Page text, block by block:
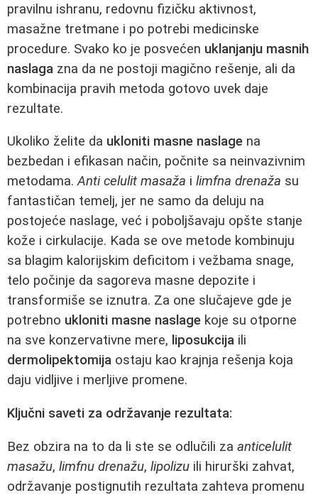
pravilnu ishranu, redovnu fizičku aktivnost,
masažne tretmane i po potrebi medicinske
procedure. Svako ko je posvećen uklanjanju masnih
naslaga zna da ne postoji magično rešenje, ali da
kombinacija pravih metoda gotovo uvek daje
rezultate.
Ukoliko želite da ukloniti masne naslage na
bezbedan i efikasan način, počnite sa neinvazivnim
metodama.Anti celulit masaža i limfna drenaža su
fantastičan temelj, jer ne samo da deluju na
postojeće naslage, već i poboljšavaju opšte stanje
kože i cirkulacije. Kada se ove metode kombinuju
sa blagim kalorijskim deficitom i vežbama snage,
telo počinje da sagoreva masne depozite i
transformiše se iznutra. Za one slučajeve gde je
potrebno ukloniti masne naslage koje su otporne
na sve konzervativne mere, liposukcija ili
dermolipektomija ostaju kao krajnja rešenja koja
daju vidljive i merljive promene.
Ključni saveti za održavanje rezultata:
Bez obzira na to da li ste se odlučili za anticelulit
masažu, limfnu drenažu, lipolizu ili hirurški zahvat,
održavanje postignutih rezultata zahteva promenu